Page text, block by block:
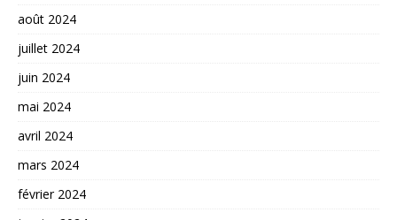
août 2024
juillet 2024
juin 2024
mai 2024
avril 2024
mars 2024
février 2024